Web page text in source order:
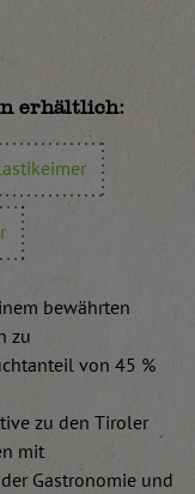
erhältlich:
bewährten
zu
von 45 %
zu den Tiroler
mit
Gastronomie und